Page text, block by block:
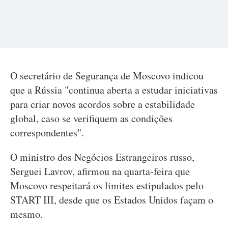
O secretário de Segurança de Moscovo indicou
que a Rússia "continua aberta a estudar iniciativas
para criar novos acordos sobre a estabilidade
global, caso se verifiquem as condições
correspondentes".
O ministro dos Negócios Estrangeiros russo,
Serguei Lavrov, afirmou na quarta-feira que
Moscovo respeitará os limites estipulados pelo
START III, desde que os Estados Unidos façam o
mesmo.